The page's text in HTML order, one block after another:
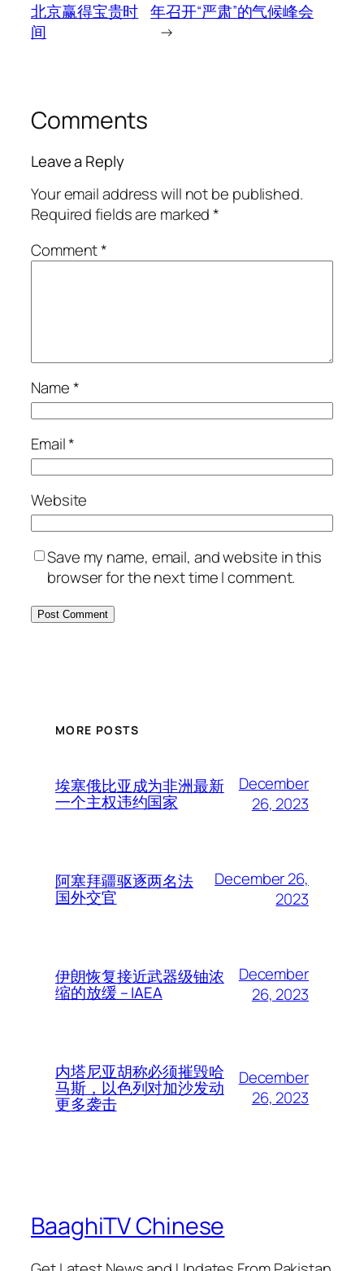
北京赢得宝贵时
间
年召开“严肃”的气候峰会
→
Comments
Leave a Reply
Your email address will not be published.
Required fields are marked*
Comment*
Name*
Email*
Website
Save my name, email, and website in this
browser for the next time I comment.
MORE POSTS
埃塞俄比亚成为非洲最新
一个主权违约国家
December
26, 2023
阿塞拜疆驱逐两名法
国外交官
December 26,
2023
伊朗恢复接近武器级铀浓
缩的放缓 – IAEA
December
26, 2023
内塔尼亚胡称必须摧毁哈
马斯，以色列对加沙发动
更多袭击
December
26, 2023
BaaghiTV Chinese